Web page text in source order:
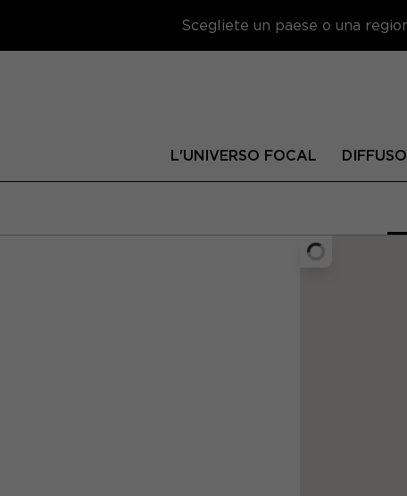
Scegliete un paese o una
L'UNIVERSO FOCAL